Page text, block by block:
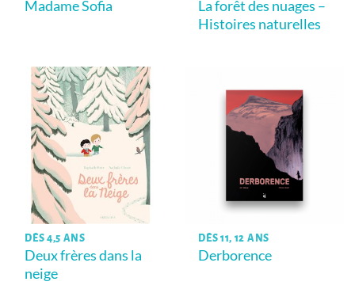
Madame Sofia
La forêt des nuages –
Histoires naturelles
DÈS 4,5 ANS
Deux frères dans la
neige
DÈS 11, 12 ANS
Derborence